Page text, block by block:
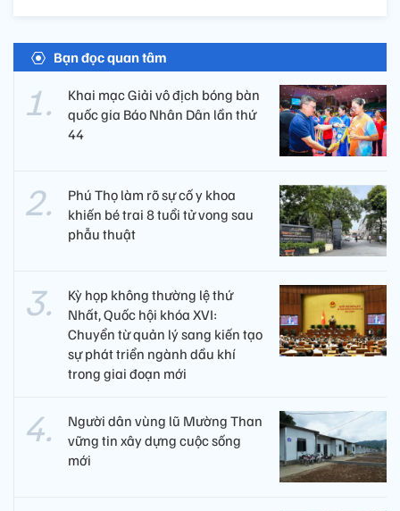
Bạn đọc quan tâm
Khai mạc Giải vô địch bóng bàn
quốc gia Báo Nhân Dân lần thứ
44
Phú Thọ làm rõ sự cố y khoa
khiến bé trai 8 tuổi tử vong sau
phẫu thuật
Kỳ họp không thường lệ thứ
Nhất, Quốc hội khóa XVI:
Chuyển từ quản lý sang kiến tạo
sự phát triển ngành dầu khí
trong giai đoạn mới
Người dân vùng lũ Mường Than
vững tin xây dựng cuộc sống
mới